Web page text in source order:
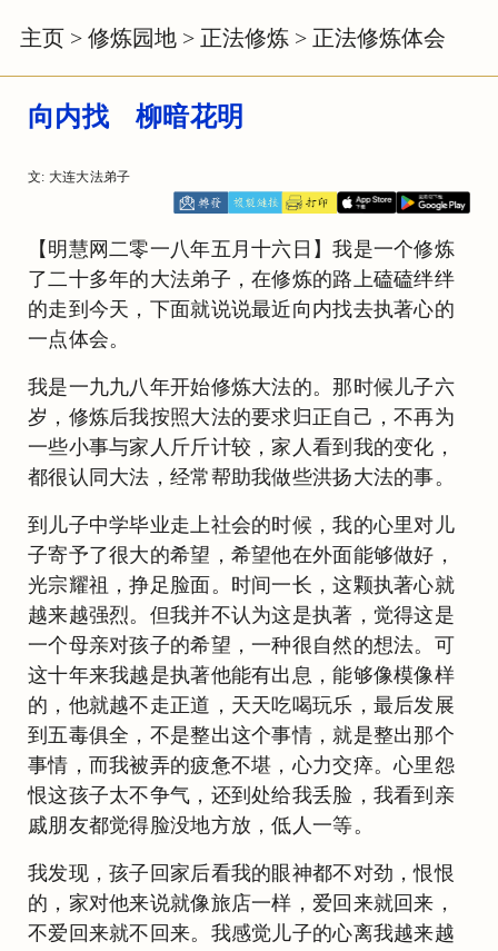
主页 > 修炼园地 > 正法修炼 > 正法修炼体会
向内找 柳暗花明
文: 大连大法弟子
【明慧网二零一八年五月十六日】我是一个修炼
了二十多年的大法弟子，在修炼的路上磕磕绊绊
的走到今天，下面就说说最近向内找去执著心的
一点体会。
我是一九九八年开始修炼大法的。那时候儿子六
岁，修炼后我按照大法的要求归正自己，不再为
一些小事与家人斤斤计较，家人看到我的变化，
都很认同大法，经常帮助我做些洪扬大法的事。
到儿子中学毕业走上社会的时候，我的心里对儿
子寄予了很大的希望，希望他在外面能够做好，
光宗耀祖，挣足脸面。时间一长，这颗执著心就
越来越强烈。但我并不认为这是执著，觉得这是
一个母亲对孩子的希望，一种很自然的想法。可
这十年来我越是执著他能有出息，能够像模像样
的，他就越不走正道，天天吃喝玩乐，最后发展
到五毒俱全，不是整出这个事情，就是整出那个
事情，而我被弄的疲惫不堪，心力交瘁。心里怨
恨这孩子太不争气，还到处给我丢脸，我看到亲
戚朋友都觉得脸没地方放，低人一等。
我发现，孩子回家后看我的眼神都不对劲，恨恨
的，家对他来说就像旅店一样，爱回来就回来，
不爱回来就不回来。我感觉儿子的心离我越来越